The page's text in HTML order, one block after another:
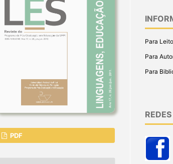
PDF
Para
Para
Para